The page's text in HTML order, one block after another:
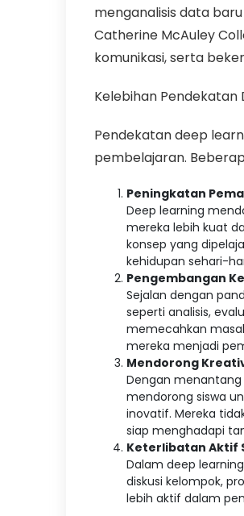
menganalisis data
Catherine McAuley
komunikasi, serta
Kelebihan Pendekatan
Pendekatan deep
pembelajaran.
Peningkatan
Deep learning
mereka lebih kuat
konsep yang
kehidupan sehari-
Pengembangan
Sejalan dengan
seperti analisis,
memecahkan
mereka menjadi
Mendorong
Dengan menantang
mendorong siswa
inovatif. Mereka
siap menghadapi
Keterlibatan Aktif
Dalam deep
diskusi kelompok,
lebih aktif dalam